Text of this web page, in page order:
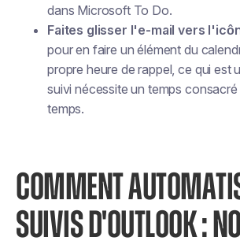
dans Microsoft To Do.
Faites glisser l'e-mail vers
pour en faire un élément du
propre heure de rappel, ce qui est
suivi nécessite un temps
temps.
COMMENT
SUIVIS D'OUTLOOK :